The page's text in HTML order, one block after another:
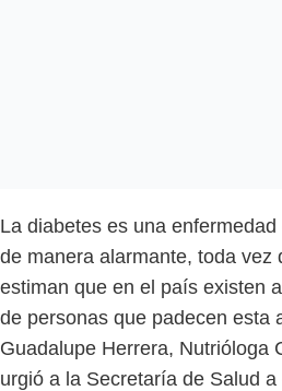
La diabetes es una
de manera alarmante, toda vez
estiman que en el país existen
de personas que padecen esta
Guadalupe Herrera, Nutrióloga
urgió a la Secretaría de Salud